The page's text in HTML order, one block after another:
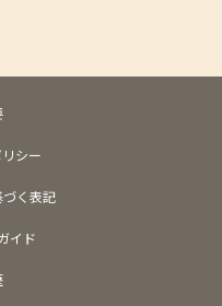
シー
く表記
イド